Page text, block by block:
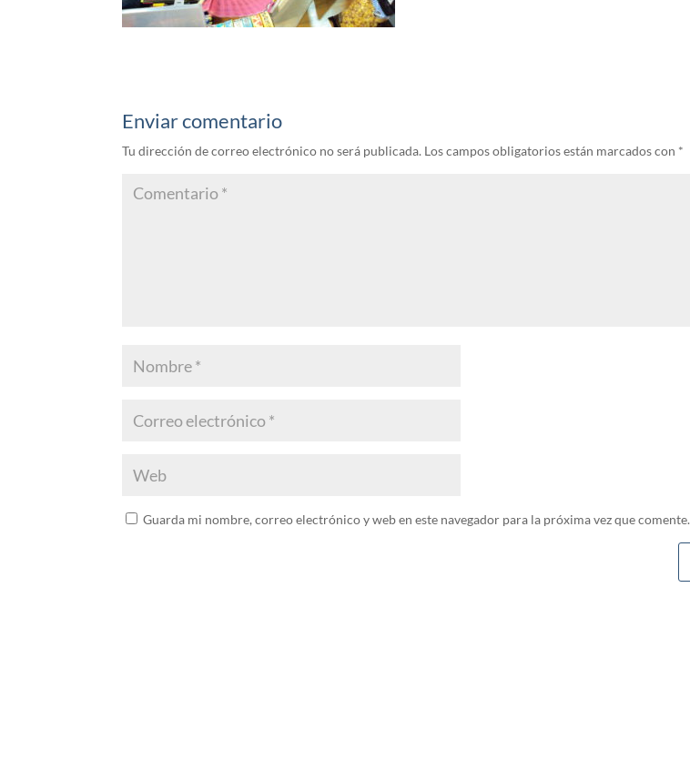
Enviar comentario
Tu dirección de correo electrónico no será publicada. Los campos obligatorios están marcados con *
Guarda mi nombre, correo electrónico y web en este navegador para la próxima vez que comente.